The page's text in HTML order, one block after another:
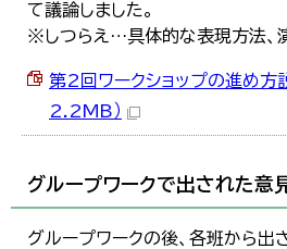
て議論しました。
※しつらえ…具体的な表現方法、
第2回ワークショップの進め方
2.2MB）
グループワークで出された意
グループワークの後、各班から